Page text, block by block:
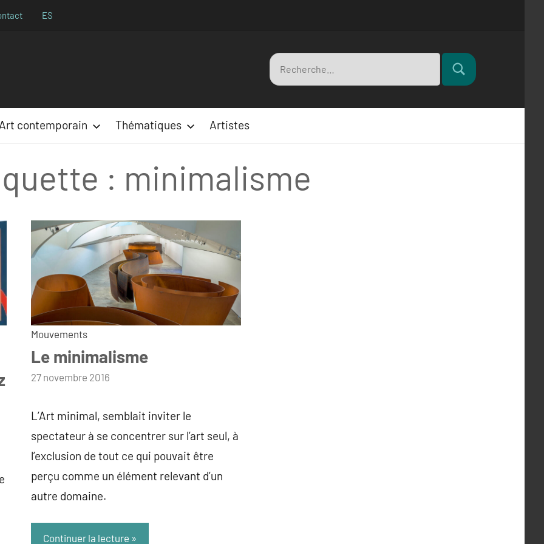
ES
Recherche
pour
Rechercher
Art contemporain Thématiques Artistes
: minimalisme
Mouvements
Le minimalisme
par
27 novembre 2016
L’Art minimal, semblait inviter le
spectateur à se concentrer sur l’art seul, à
l’exclusion de tout ce qui pouvait être
perçu comme un élément relevant d’un
autre domaine.
Continuer la lecture